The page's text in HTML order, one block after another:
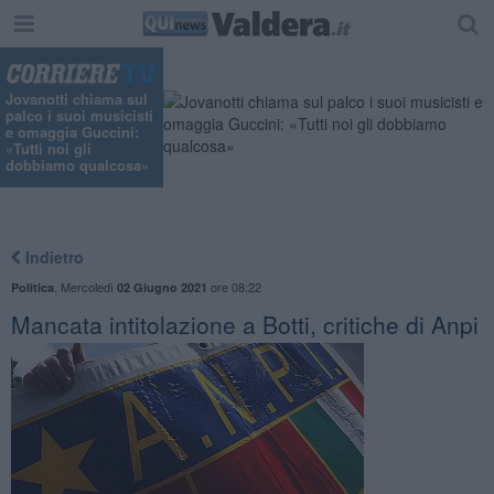
Jovanotti chiama sul
palco i suoi musicisti
e omaggia Guccini:
«Tutti noi gli
dobbiamo qualcosa»
Indietro
Politica Mercoledì 02 Giugno 2021 ore 08:22
Mancata intitolazione a Botti, critiche di Anpi